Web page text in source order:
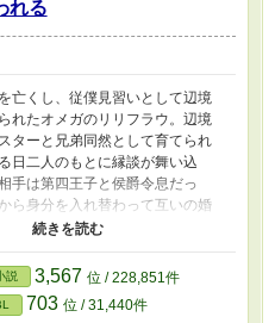
れる
亡くし、従僕見習いとして辺境
れたオメガのリリフラウ。辺境
ターと兄弟同然として育てられ
日二人のもとに縁談が舞い込
手は第四王子と侯爵令息だっ
ら身分を入れ替わって互いの婚
めようと言われ、しぶしぶ引き
ウ。だが、婚約者候補の一人、
瞬間、リリフラウはヒートを迎
四王子らしき彼は、リリフラウ
た！ さらに、リリフラウの婚
説 3,567 位 / 228,851件
703 位 / 31,440件